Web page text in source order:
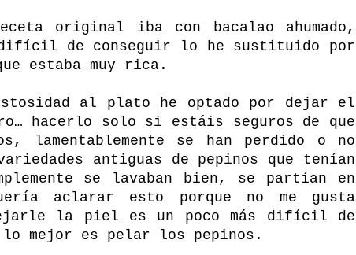
original iba con bacalao ahumado,
difícil de conseguir lo he sustituido por
estaba muy rica.
al plato he optado por dejar el
hacerlo solo si estáis seguros de que
lamentablemente se han perdido o no
antiguas de pepinos que tenían
se lavaban bien, se partían en
aclarar esto porque no me gusta
la piel es un poco más difícil de
lo mejor es pelar los pepinos.